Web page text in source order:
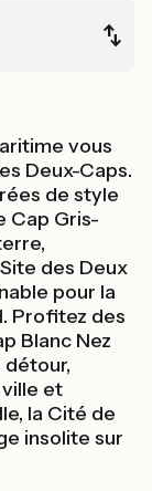
vous
Deux-Caps.
de style
Cap Gris-
des Deux
pour la
Profitez des
Blanc Nez
détour,
et
la Cité de
insolite sur